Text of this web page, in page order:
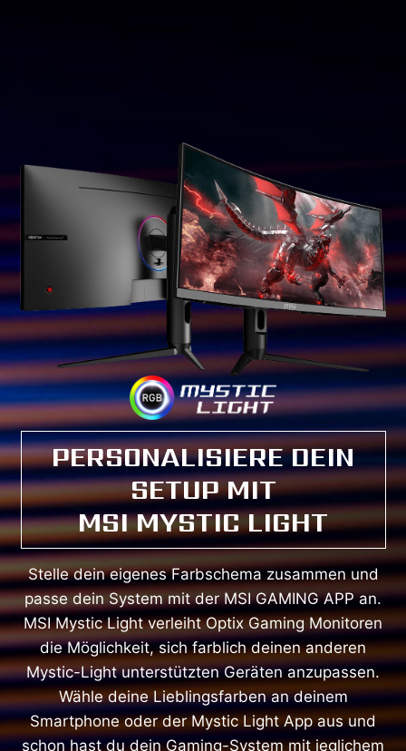
PERSONALISIERE DEIN
SETUP MIT
MSI MYSTIC LIGHT
Stelle dein eigenes Farbschema zusammen und
passe dein System mit der MSI GAMING APP an.
MSI Mystic Light verleiht Optix Gaming Monitoren
die Möglichkeit, sich farblich deinen anderen
Mystic-Light unterstützten Geräten anzupassen.
Wähle deine Lieblingsfarben an deinem
Smartphone oder der Mystic Light App aus und
schon hast du dein Gaming-System mit jeglichem